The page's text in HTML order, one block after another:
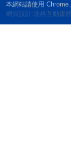
本網站請使用 Chrome
網頁設計:達格互動媒體